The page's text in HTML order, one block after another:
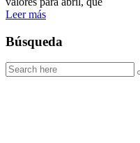
Leer más
Búsqueda